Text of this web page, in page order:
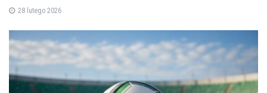
28 lutego 2026